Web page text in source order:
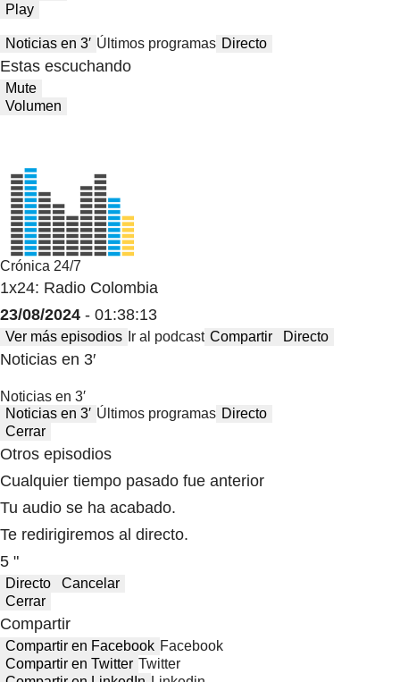
Play
Noticias en 3′ Últimos programas Directo
Estas escuchando
Mute
Volumen
Crónica 24/7
1x24: Radio Colombia
23/08/2024 - 01:38:13
Ver más episodios Ir al podcast Compartir Directo
Noticias en 3′
Noticias en 3′
Noticias en 3′ Últimos programas Directo
Cerrar
Otros episodios
Cualquier tiempo pasado fue anterior
Tu audio se ha acabado.
Te redirigiremos al directo.
5 "
Directo
Cancelar
Cerrar
Compartir
Compartir en Facebook Facebook
Compartir en Twitter Twitter